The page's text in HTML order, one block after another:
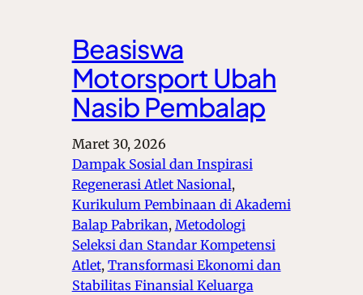
Beasiswa
Motorsport Ubah
Nasib Pembalap
Maret 30, 2026
Dampak Sosial dan Inspirasi
Regenerasi Atlet Nasional ,
Kurikulum Pembinaan di Akademi
Balap Pabrikan, Metodologi
Seleksi dan Standar Kompetensi
Atlet, Transformasi Ekonomi dan
Stabilitas Finansial Keluarga